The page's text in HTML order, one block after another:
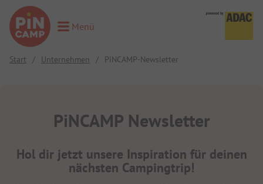
Toggle Menu
Menü
Start / Unternehmen / PiNCAMP-Newsletter
PiNCAMP Newsletter
Hol dir jetzt unsere Inspiration für deinen
nächsten Campingtrip!